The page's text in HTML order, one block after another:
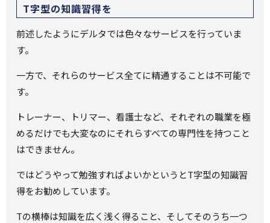
T字型の知識習得を
前述したようにデルタでは色々なサービスを行っていま
す。
一方で、それらのサービス全てに精通することは不可能で
す。
トレーナー、トリマー、看護士など、それぞれの職業を極
めるだけでも大変なのにそれらすべての専門性を持つこと
はできません。
ではどうやって勉強すればよいかというとT字型の知識習
得をお勧めしています。
Tの横棒は知識を広く浅く得ること、そしてそのうち一つ